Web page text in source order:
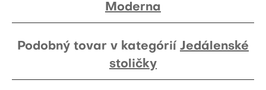
Moderna
Podobný tovar v kategórií Jedálenské
stoličky